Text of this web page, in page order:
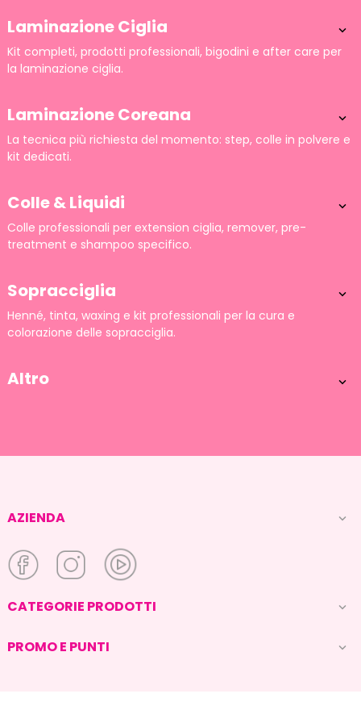
Laminazione Ciglia 
Kit completi, prodotti professionali, bigodini e after care per
la laminazione ciglia.
Laminazione Coreana 
La tecnica più richiesta del momento: step, colle in polvere e
kit dedicati.
Colle & Liquidi 
Colle professionali per extension ciglia, remover, pre-
treatment e shampoo specifico.
Sopracciglia 
Henné, tinta, waxing e kit professionali per la cura e
colorazione delle sopracciglia.
Altro 
AZIENDA 
CATEGORIE PRODOTTI 
PROMO E PUNTI 